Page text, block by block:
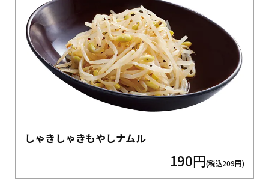
しゃきしゃきもやしナムル
190円(税込209円)